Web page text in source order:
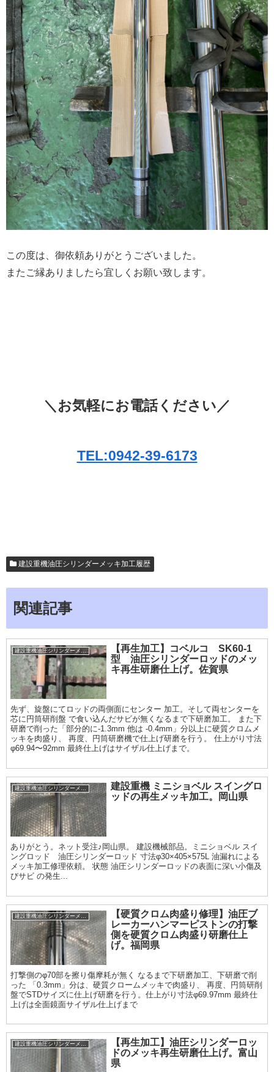
この度は、御依頼ありがとうございました。
またご縁ありましたら宜しくお願い致します。
＼お気軽にお電話ください／
TEL:0942-39-6173
建設重機油圧シリンダーメッキ加工履歴
関連記事
【再生加工】コベルコ SK60-1
型 油圧シリンダーロッドのメッ
キ再生研磨仕上げ。佐賀県
先ず、旋盤にてロッドの両側面にセンター 加工。そして両センターを
芯に円筒研削盤 で食い込んだサビが無くなるまで下研磨加工。 また下
研磨で削った「部分的に-1.3mm 他は -0.4mm」分以上に硬質クロムメ
ッキを肉盛り、 再度、円筒研磨機で仕上げ研磨を行う。 仕上がり寸法
φ69.94〜92mm 最終仕上げはサイザル仕上げまで。
建設重機 ミニショベル スイングロ
ッドの再生メッキ加工。岡山県
ありがとう。ネット受注♪岡山県。 建設機械部品。ミニショベル スイ
ングロッド 油圧シリンダーロッド 寸法φ30×405×575L 油漏れによる
メッキ加工修理依頼。 状態 油圧シリンダーロッドの表面に深い小傷及
びサビ の発生...
【硬質クロム肉盛り修理】油圧ブ
レーカーハンマーピストンの打撃
側を硬質クロム肉盛り研磨仕上
げ。福岡県
打撃側のφ70部を擦り傷摩耗が無く なるまで下研磨加工、下研磨で削
った 「0.3mm」分は、硬質クロームメッキで肉盛り、 再度、円筒研削
盤でSTDサイズに仕上げ研磨を行う。仕上がり寸法φ69.97mm 最終仕
上げは全面鏡面サイザル仕上げまで
建設重機油圧シリンダーメッキ加工履歴
【再生加工】油圧シリンダーロッ
ドのメッキ再生研磨仕上げ。富山
県